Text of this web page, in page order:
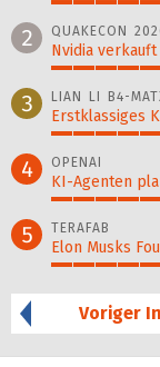
100%
2 QUAKECON
Nvidia verkauft
49%
3 LIAN LI B4-
Erstklassiges
38%
4 OPENAI
KI-Agenten
34%
5 TERAFAB
Elon Musks
30%
Voriger